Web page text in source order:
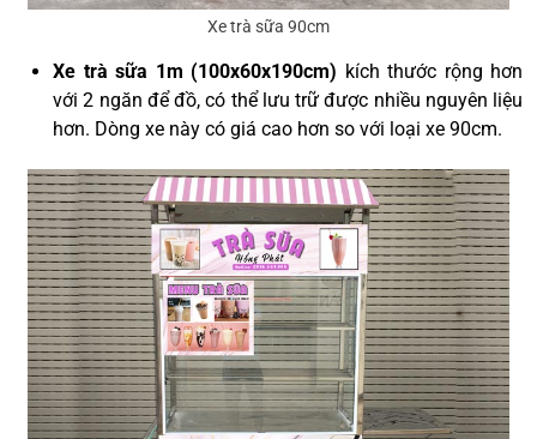
Xe trà sữa 90cm
Xe trà sữa 1m (100x60x190cm) kích thước rộng hơn
với 2 ngăn để đồ, có thể lưu trữ được nhiều nguyên liệu
hơn. Dòng xe này có giá cao hơn so với loại xe 90cm.